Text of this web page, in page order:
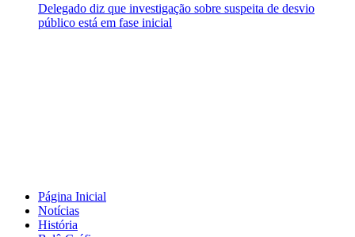
Delegado diz que investigação sobre suspeita de desvio
público está em fase inicial
Página Inicial
Notícias
História